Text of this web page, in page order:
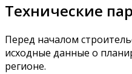
Технические
Перед началом
исходные данные о
регионе.